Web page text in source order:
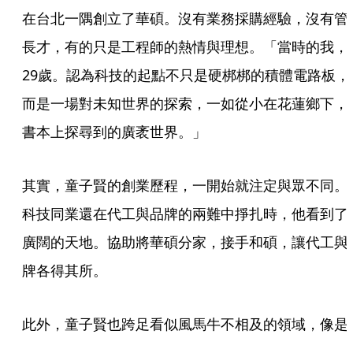
在台北一隅創立了華碩。沒有業務採購經驗，沒有管
長才，有的只是工程師的熱情與理想。「當時的我，
29歲。認為科技的起點不只是硬梆梆的積體電路板，
而是一場對未知世界的探索，一如從小在花蓮鄉下，
書本上探尋到的廣袤世界。」
其實，童子賢的創業歷程，一開始就注定與眾不同。
科技同業還在代工與品牌的兩難中掙扎時，他看到了
廣闊的天地。協助將華碩分家，接手和碩，讓代工與
牌各得其所。
此外，童子賢也跨足看似風馬牛不相及的領域，像是